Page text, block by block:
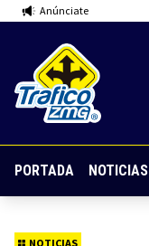
Anúnciate
PORTADA NOTICIAS
NOTICIAS